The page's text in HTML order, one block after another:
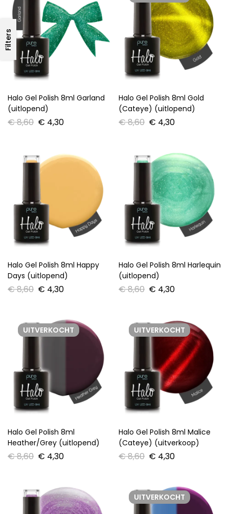
Filters
Halo Gel Polish 8ml Garland
(uitlopend)
€8,60 € 4,30
Halo Gel Polish 8ml Gold
(Cateye) (uitlopend)
€8,60 € 4,30
Halo Gel Polish 8ml Happy
Days (uitlopend)
€8,60 € 4,30
Halo Gel Polish 8ml Harlequin
(uitlopend)
€8,60 € 4,30
UITVERKOCHT
Halo Gel Polish 8ml
Heather/Grey (uitlopend)
€8,60 € 4,30
UITVERKOCHT
Halo Gel Polish 8ml Malice
(Cateye) (uitverkoop)
€8,60 € 4,30
UITVERKOCHT